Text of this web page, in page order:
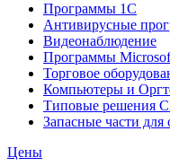
Программы 1С
Антивирусные
Видеонаблюдение
Программы
Торговое
Компьютеры и
Типовые решения
Запасные части для
Цены